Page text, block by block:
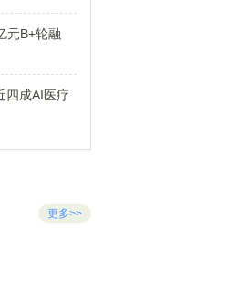
元B+轮融
四成AI医疗
更多>>